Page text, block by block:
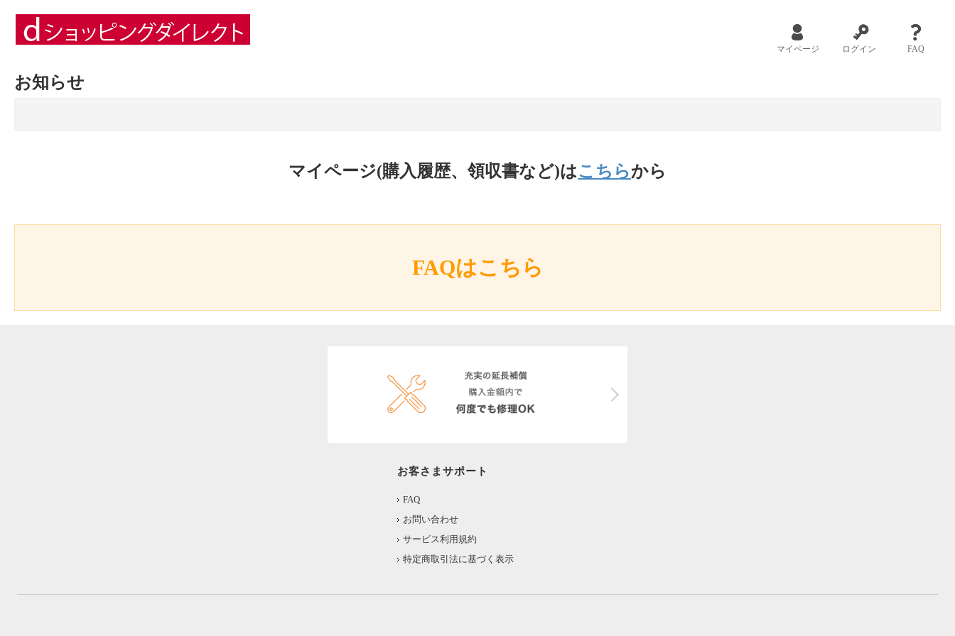
マイページ ログイン FAQ
お知らせ
マイページ(購入履歴、領収書など)はこちらから
FAQはこちら
お客さまサポート
FAQ
お問い合わせ
サービス利用規約
特定商取引法に基づく表示